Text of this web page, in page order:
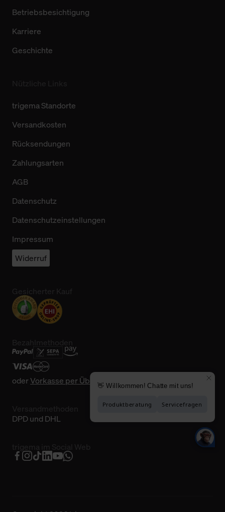
Betriebsbesichtigung
Karriere
Geschichte
trigema Standorte
Versandkosten
Rücksendungen
Zahlungsarten
AGB
Datenschutz
Datenschutzeinstellungen
Impressum
Widerruf
oderVorkasse per Überweisung
DPD und DHL